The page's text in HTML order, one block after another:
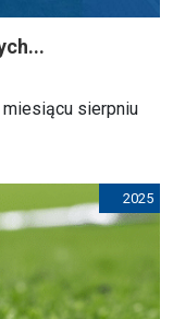
sierpniu
2025